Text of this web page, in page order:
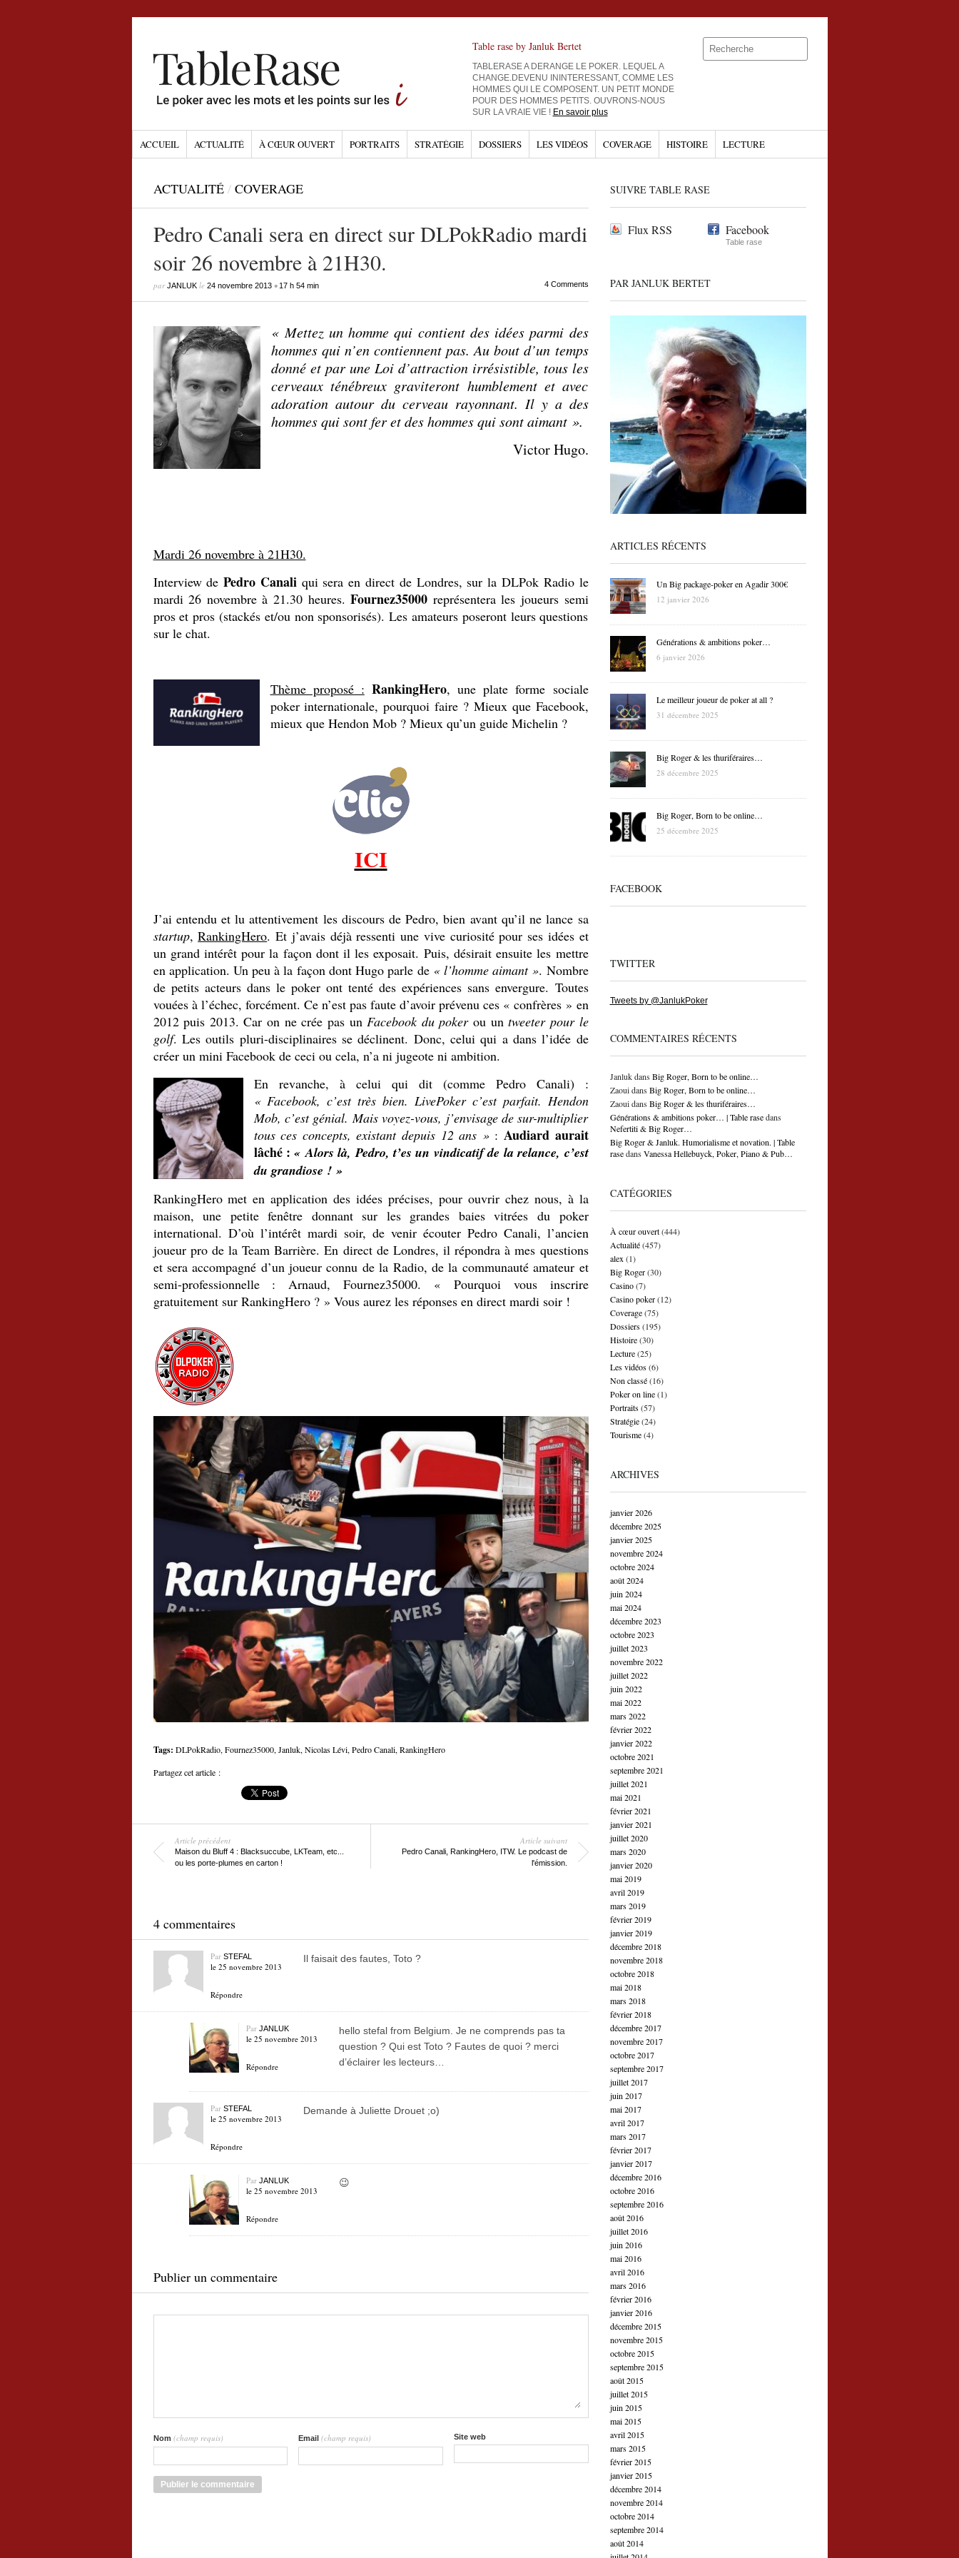
Table rase by Janluk Bertet
TABLERASE A DERANGE LE POKER. LEQUEL A
CHANGE.DEVENU ININTERESSANT, COMME LES
HOMMES QUI LE COMPOSENT. UN PETIT MONDE
POUR DES HOMMES PETITS. OUVRONS-NOUS
SUR LA VRAIE VIE ! En savoir plus
ACCUEIL ACTUALITÉ À CŒUR OUVERT PORTRAITS STRATÉGIE DOSSIERS LES VIDÉOS COVERAGE HISTOIRE LECTURE
ACTUALITÉ / COVERAGE
Pedro Canali sera en direct sur DLPokRadio mardi
soir 26 novembre à 21H30.
parJANLUKle 24 novembre 2013• 17 h 54 min 4 Comments
« Mettez un homme qui contient des idées parmi des
hommes qui n’en contiennent pas. Au bout d’un temps
donné et par une Loi d’attraction irrésistible, tous les
cerveaux ténébreux graviteront humblement et avec
adoration autour du cerveau rayonnant. Il y a des
hommes qui sont fer et des hommes qui sont aimant ».
Victor Hugo.
Mardi 26 novembre à 21H30.
Interview dePedro Canaliqui sera en direct de Londres, sur la DLPok Radio le
mardi 26 novembre à 21.30 heures.Fournez35000 représentera les joueurs semi
pros et pros (stackés et/ou non sponsorisés). Les amateurs poseront leurs questions
sur le chat.
Thème proposé : RankingHero, une plate forme sociale
poker internationale, pourquoi faire ? Mieux que Facebook,
mieux que Hendon Mob ? Mieux qu’un guide Michelin ?
ICI
J’ai entendu et lu attentivement les discours de Pedro, bien avant qu’il ne lance sa
startup,RankingHero. Et j’avais déjà ressenti une vive curiosité pour ses idées et
un grand intérêt pour la façon dont il les exposait. Puis, désirait ensuite les mettre
en application. Un peu à la façon dont Hugo parle de « l’homme aimant ». Nombre
de petits acteurs dans le poker ont tenté des expériences sans envergure. Toutes
vouées à l’échec, forcément. Ce n’est pas faute d’avoir prévenu ces « confrères » en
2012 puis 2013. Car on ne crée pas unFacebook du pokerou untweeter pour le
golf. Les outils pluri-disciplinaires se déclinent. Donc, celui qui a dans l’idée de
créer un mini Facebook de ceci ou cela, n’a ni jugeote ni ambition.
En revanche, à celui qui dit (comme Pedro Canali) :
« Facebook, c’est très bien. LivePoker c’est parfait. Hendon
Mob, c’est génial. Mais voyez-vous, j’envisage de sur-multiplier
tous ces concepts, existant depuis 12 ans »: Audiard aurait
lâché :« Alors là, Pedro, t’es un vindicatif de la relance, c’est
du grandiose ! »
RankingHero met en application des idées précises, pour ouvrir chez nous, à la
maison, une petite fenêtre donnant sur les grandes baies vitrées du poker
international. D’où l’intérêt mardi soir, de venir écouter Pedro Canali, l’ancien
joueur pro de la Team Barrière. En direct de Londres, il répondra à mes questions
et sera accompagné d’un joueur connu de la Radio, de la communauté amateur et
semi-professionnelle : Arnaud, Fournez35000. « Pourquoi vous inscrire
gratuitement sur RankingHero ? » Vous aurez les réponses en direct mardi soir !
Tags: DLPokRadio, Fournez35000, Janluk, Nicolas Lévi, Pedro Canali, RankingHero
Partagez cet article :
Article précédent
Maison du Bluff 4 : Blacksuccube, LKTeam, etc...
ou les porte-plumes en carton !
Article suivant
Pedro Canali, RankingHero, ITW. Le podcast de
l'émission.
4 commentaires
Par STEFAL
le 25 novembre 2013
Répondre
Il faisait des fautes, Toto ?
Par JANLUK
le 25 novembre 2013
Répondre
hello stefal from Belgium. Je ne comprends pas ta
question ? Qui est Toto ? Fautes de quoi ? merci
d’éclairer les lecteurs…
Par STEFAL
le 25 novembre 2013
Répondre
Demande à Juliette Drouet ;o)
Par JANLUK
le 25 novembre 2013
Répondre
😉
Publier un commentaire
Nom (champ requis) Email (champ requis) Site web
SUIVRE TABLE RASE
Flux RSS Facebook
Table rase
PAR JANLUK BERTET
ARTICLES RÉCENTS
Un Big package-poker en Agadir 300€
12 janvier 2026
Générations & ambitions poker…
6 janvier 2026
Le meilleur joueur de poker at all ?
31 décembre 2025
Big Roger & les thuriféraires…
28 décembre 2025
Big Roger, Born to be online…
25 décembre 2025
FACEBOOK
TWITTER
Tweets by @JanlukPoker
COMMENTAIRES RÉCENTS
Janlukdans Big Roger, Born to be online…
Zaouidans Big Roger, Born to be online…
Zaouidans Big Roger & les thuriféraires…
Générations & ambitions poker… | Table rasedans
Nefertiti & Big Roger…
Big Roger & Janluk. Humorialisme et novation. | Table
rasedans Vanessa Hellebuyck, Poker, Piano & Pub…
CATÉGORIES
À cœur ouvert(444)
Actualité(457)
alex (1)
Big Roger(30)
Casino(7)
Casino poker(12)
Coverage(75)
Dossiers(195)
Histoire(30)
Lecture(25)
Les vidéos(6)
Non classé(16)
Poker on line(1)
Portraits(57)
Stratégie(24)
Tourisme(4)
ARCHIVES
janvier 2026
décembre 2025
janvier 2025
novembre 2024
octobre 2024
août 2024
juin 2024
mai 2024
décembre 2023
octobre 2023
juillet 2023
novembre 2022
juillet 2022
juin 2022
mai 2022
mars 2022
février 2022
janvier 2022
octobre 2021
septembre 2021
juillet 2021
mai 2021
février 2021
janvier 2021
juillet 2020
mars 2020
janvier 2020
mai 2019
avril 2019
mars 2019
février 2019
janvier 2019
décembre 2018
novembre 2018
octobre 2018
mai 2018
mars 2018
février 2018
décembre 2017
novembre 2017
octobre 2017
septembre 2017
juillet 2017
juin 2017
mai 2017
avril 2017
mars 2017
février 2017
janvier 2017
décembre 2016
octobre 2016
septembre 2016
août 2016
juillet 2016
juin 2016
mai 2016
avril 2016
mars 2016
février 2016
janvier 2016
décembre 2015
novembre 2015
octobre 2015
septembre 2015
août 2015
juillet 2015
juin 2015
mai 2015
avril 2015
mars 2015
février 2015
janvier 2015
décembre 2014
novembre 2014
octobre 2014
septembre 2014
août 2014